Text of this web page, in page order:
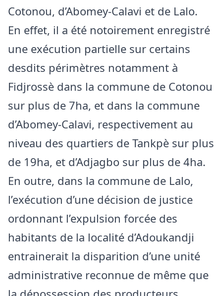
Cotonou, d’Abomey-Calavi et de Lalo.
En effet, il a été notoirement enregistré
une exécution partielle sur certains
desdits périmètres notamment à
Fidjrossè dans la commune de Cotonou
sur plus de 7ha, et dans la commune
d’Abomey-Calavi, respectivement au
niveau des quartiers de Tankpè sur plus
de 19ha, et d’Adjagbo sur plus de 4ha.
En outre, dans la commune de Lalo,
l’exécution d’une décision de justice
ordonnant l’expulsion forcée des
habitants de la localité d’Adoukandji
entrainerait la disparition d’une unité
administrative reconnue de même que